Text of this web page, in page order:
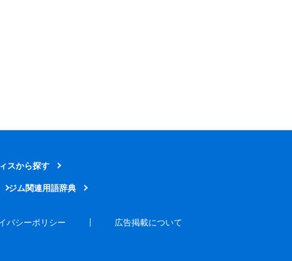
スから探す
ジム関連用語辞典
バシーポリシー 広告掲載について